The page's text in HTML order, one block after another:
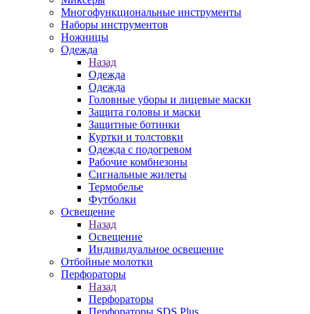
Многофункциональные инструменты
Наборы инструментов
Ножницы
Одежда
Назад
Одежда
Одежда
Головные уборы и лицевые маски
Защита головы и маски
Защитные ботинки
Куртки и толстовки
Одежда с подогревом
Рабочие комбнезоны
Сигнальные жилеты
Термобелье
Футболки
Освещение
Назад
Освещение
Индивидуальное освещение
Отбойные молотки
Перфораторы
Назад
Перфораторы
Перфораторы SDS Plus